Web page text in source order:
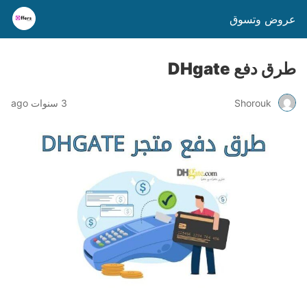
عروض وتسوق
طرق دفع DHgate
Shorouk 3 سنوات ago